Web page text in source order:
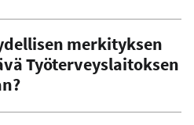
merkityksen
Työterveyslaitoksen